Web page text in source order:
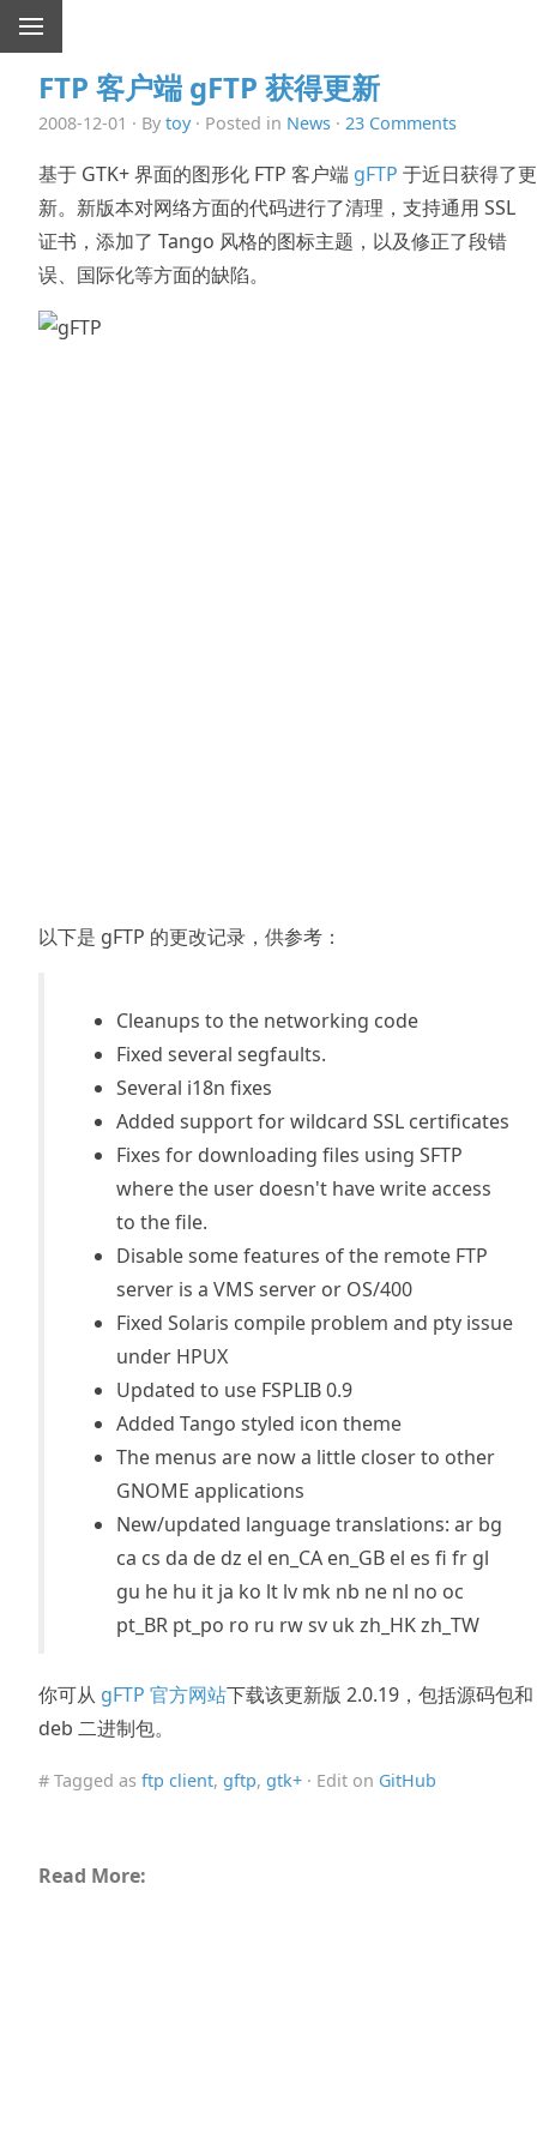
FTP 客户端 gFTP 获得更新
2008-12-01 · By toy· Posted in News · 23 Comments
基于 GTK+ 界面的图形化 FTP 客户端 gFTP 于近日获得了更
新。新版本对网络方面的代码进行了清理，支持通用 SSL
证书，添加了 Tango 风格的图标主题，以及修正了段错
误、国际化等方面的缺陷。
以下是 gFTP 的更改记录，供参考：
Cleanups to the networking code
Fixed several segfaults.
Several i18n fixes
Added support for wildcard SSL certificates
Fixes for downloading files using SFTP
where the user doesn't have write access
to the file.
Disable some features of the remote FTP
server is a VMS server or OS/400
Fixed Solaris compile problem and pty issue
under HPUX
Updated to use FSPLIB 0.9
Added Tango styled icon theme
The menus are now a little closer to other
GNOME applications
New/updated language translations: ar bg
ca cs da de dz el en_CA en_GB el es fi fr gl
gu he hu it ja ko lt lv mk nb ne nl no oc
pt_BR pt_po ro ru rw sv uk zh_HK zh_TW
你可从 gFTP 官方网站下载该更新版 2.0.19，包括源码包和
deb 二进制包。
# Tagged as ftp client, gftp, gtk+ · Edit on GitHub
Read More: